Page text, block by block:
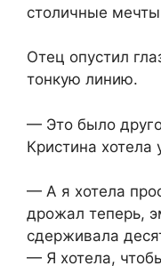
столичные
Отец опустил
тонкую линию.
— Это было
Кристина хотела
— А я хотела
дрожал теперь,
сдерживала
— Я хотела,